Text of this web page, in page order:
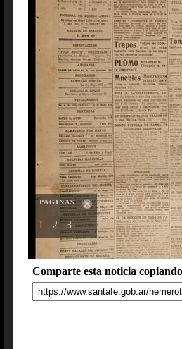
PAGINAS
1 2 3
Comparte esta noticia